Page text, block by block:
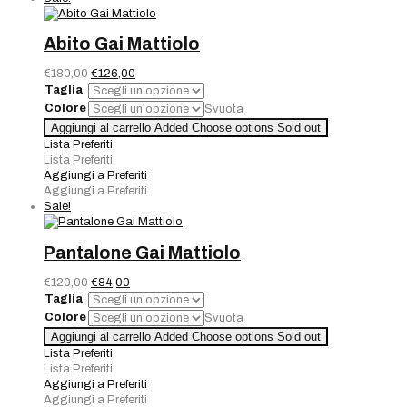
Abito Gai Mattiolo
€180,00 Il
prezzo
originale
era:
€180,00.
€126,00
prezzo
attuale
è:
€126,00.
Taglia
Colore
Svuota
Abito
Gai
Mattiolo
quantità
Aggiungi al carrello Added Choose options Sold out
Lista Preferiti
Lista Preferiti
Aggiungi a Preferiti
Aggiungi a Preferiti
Sale!
Pantalone Gai Mattiolo
€120,00 Il
prezzo
originale
era:
€120,00.
€84,00
prezzo
attuale
è:
€84,00.
Taglia
Colore
Svuota
Pantalone
Gai
Mattiolo
quantità
Aggiungi al carrello Added Choose options Sold out
Lista Preferiti
Lista Preferiti
Aggiungi a Preferiti
Aggiungi a Preferiti